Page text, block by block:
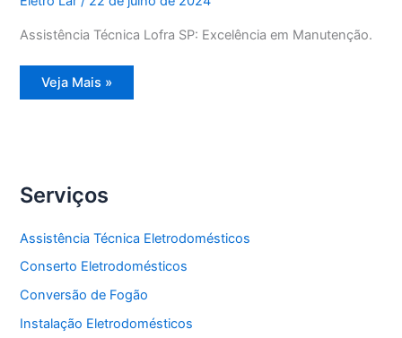
Assistência Técnica Lofra SP: Excelência em Manutenção.
Assistência
Técnica
Veja Mais »
Serviços
Assistência Técnica Eletrodomésticos
Conserto Eletrodomésticos
Conversão de Fogão
Instalação Eletrodomésticos